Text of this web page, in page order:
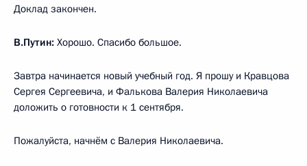
Доклад закончен.
В.Путин: Хорошо. Спасибо большое.
Завтра начинается новый учебный год. Я прошу и Кравцова
Сергея Сергеевича, и Фалькова Валерия Николаевича
доложить о готовности к 1 сентября.
Пожалуйста, начнём с Валерия Николаевича.